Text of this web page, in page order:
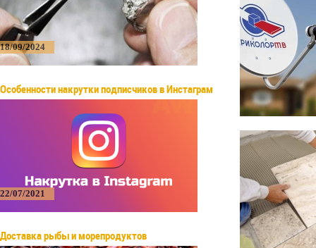
18/09/2024
Особенности накрутки подписчиков в Инстаграм
22/07/2021
Доставка рыбы и морепродуктов